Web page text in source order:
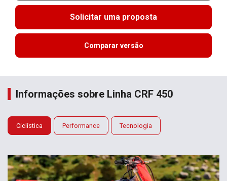
Solicitar uma proposta
Comparar versão
Informações sobre Linha CRF 450
Ciclística Performance Tecnologia